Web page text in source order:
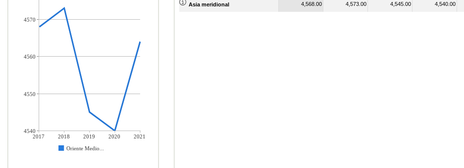
2017 2018 2019 2020
2021
Oriente Medio...
4570
4560
4550
4540
Asia meridional 4,568.00 4,573.00 4,545.00 4,540.00